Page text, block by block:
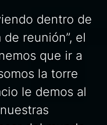
dentro de
reunión”, el
que ir a
la torre
le demos al